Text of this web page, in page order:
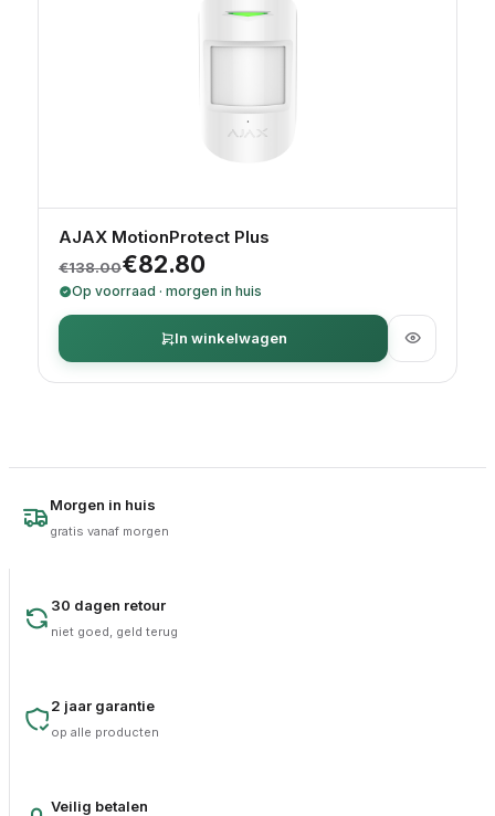
AJAX MotionProtect Plus
€138.00
Oorspronkelijke prijs was: €138.00.
€82.80
Huidige prijs is: €82.80.
Op voorraad · morgen in huis
In winkelwagen
Morgen in huis
gratis vanaf morgen
30 dagen retour
niet goed, geld terug
2 jaar garantie
op alle producten
Veilig betalen